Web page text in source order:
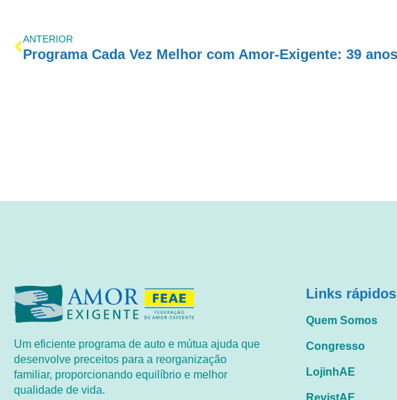
ANTERIOR
Um eficiente programa de auto e mútua ajuda que
desenvolve preceitos para a reorganização
familiar, proporcionando equilíbrio e melhor
qualidade de vida.
Links rápidos
Quem Somos
Congresso
LojinhAE
RevistAE